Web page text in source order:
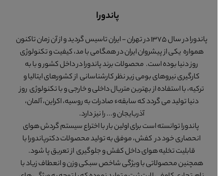
پاندورا
پاندورا در سال 1375 در تهران - ایران تاسیس گردید و از آن زمان تاکنون
همواره یکی از پیشروان ایران در همگامی با مد، کیفیت و تکنولوژی
روز دنیا بوده است. محصولات برند پاندورا در داخل کشور و با به
کارگیری نیروهای بومی زیر نظر کارشناسانی از کشورهای ایتالیا و
ترکیه، با استفاده از بهترین متریال داخلی و خارجی و با تکنولوژی روز
دنیا تولید می گردد که سابقهء صادرات به روسیه، اکراین، آلمان،
آذربایجان و... را نیز دارد.
پاندورا توانسته است برای اولین بار با اختراع سیستم گردش هوای
انحصاری خود در کفش، موفق به تولید محصولات دکترپاندورا با
قابلیت تخلیه هوای داخل کفش و جلوگیری از تعریق پا شود.
همچنین محصولاتی با ویژگی شاخص سبکی وزن و انعطاف زیاد با